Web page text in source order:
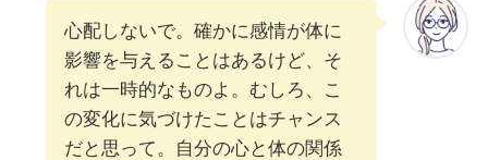
心配しないで。確かに感情が体に
影響を与えることはあるけど、そ
れは一時的なものよ。むしろ、こ
の変化に気づけたことはチャンス
だと思って。自分の心と体の関係